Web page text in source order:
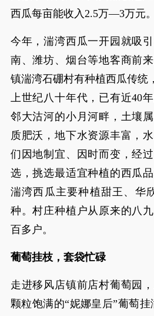
西瓜每亩能收入2.5万—3万元。
今年，湍湾西瓜一开园就吸
南、潍坊、烟台等地客商前
镇湍湾石硼村有种植西瓜传统
上世纪八十年代，已有近40
邻大沽河的小月河畔，土壤
质肥沃，地下水资源丰富，
们因地制宜、因时而变，经
选，挑选最适宜种植的西瓜
湍湾西瓜主要种植甜王、华
种。村庄种植户从原来的八
百多户。
葡萄挂枝，套袋忙碌
走进移风店镇前店村葡萄园
颗粒饱满的“妮娜皇后”葡萄